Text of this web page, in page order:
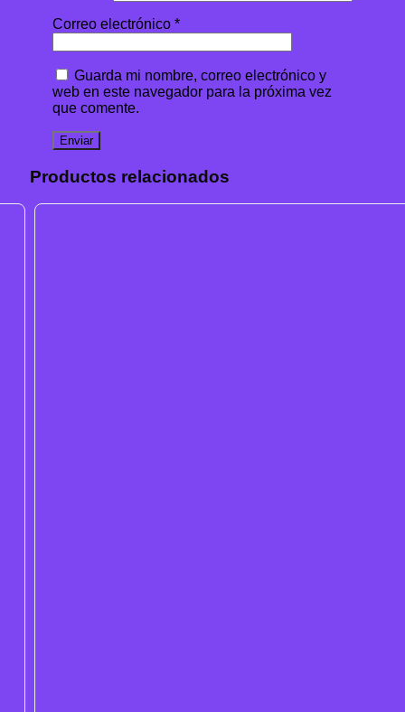
Correo electrónico *
Guarda mi nombre, correo electrónico y
web en este navegador para la próxima vez
que comente.
Productos relacionados